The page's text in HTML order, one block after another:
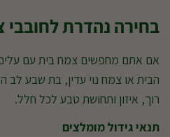
בחירה נהדרת לחובבי
אם אתם מחפשים צמח בית עם
הבית או צמח נוי עדין, בת שבע לב
רוך, איזון ותחושת טבע לכל חלל.
תנאי גידול מומלצים